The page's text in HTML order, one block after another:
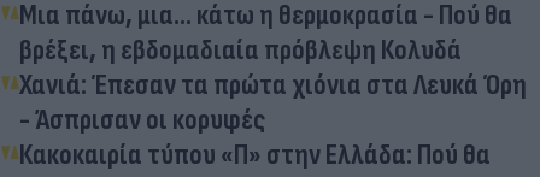
Μια πάνω, μια... κάτω η θερμοκρασία - Πού θα
βρέξει, η εβδομαδιαία πρόβλεψη Κολυδά
Χανιά: Έπεσαν τα πρώτα χιόνια στα Λευκά Όρη
- Άσπρισαν οι κορυφές
Κακοκαιρία τύπου «Π» στην Ελλάδα: Πού θα